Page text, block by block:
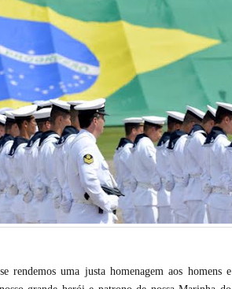
rendemos uma justa homenagem aos homens e